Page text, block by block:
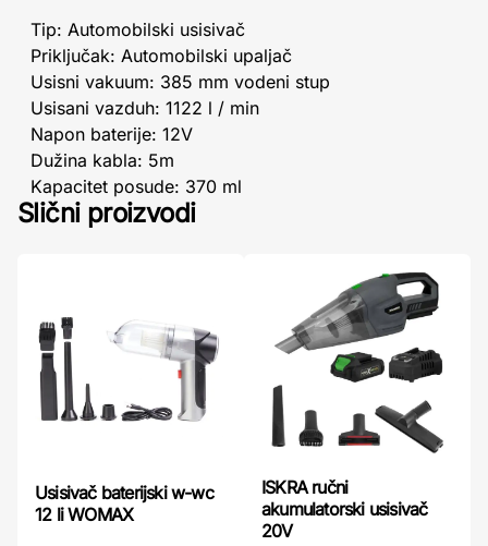
Tip: Automobilski usisivač
Priključak: Automobilski upaljač
Usisni vakuum: 385 mm vodeni stup
Usisani vazduh: 1122 l / min
Napon baterije: 12V
Dužina kabla: 5m
Kapacitet posude: 370 ml
Slični proizvodi
Usisivač baterijski w-wc
12 li WOMAX
ISKRA ručni
akumulatorski usisivač
20V